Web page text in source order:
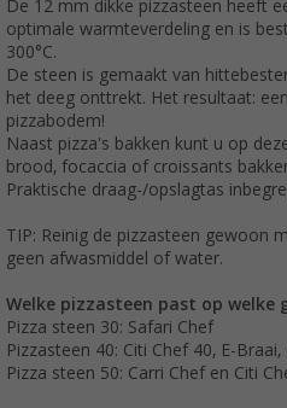
De 12 mm dikke pizzasteen heeft
optimale warmteverdeling en is
300°C.
De steen is gemaakt van
het deeg onttrekt. Het resultaat:
pizzabodem!
Naast pizza's bakken kunt u op
brood, focaccia of croissants
Praktische draag-/opslagtas
TIP: Reinig de pizzasteen gewoon
geen afwasmiddel of water.
Welke pizzasteen past op welke
Pizza steen 30: Safari Chef
Pizzasteen 40: Citi Chef 40, E-
Pizza steen 50: Carri Chef en Citi